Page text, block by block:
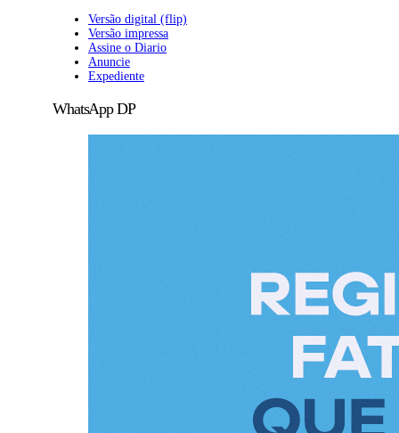
Versão digital (flip)
Versão impressa
Assine o Diario
Anuncie
Expediente
WhatsApp DP